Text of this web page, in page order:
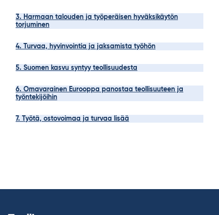
3. Harmaan talouden ja työperäisen hyväksikäytön
torjuminen
4. Turvaa, hyvinvointia ja jaksamista työhön
5. Suomen kasvu syntyy teollisuudesta
6. Omavarainen Eurooppa panostaa teollisuuteen ja
työntekijöihin
7. Työtä, ostovoimaa ja turvaa lisää